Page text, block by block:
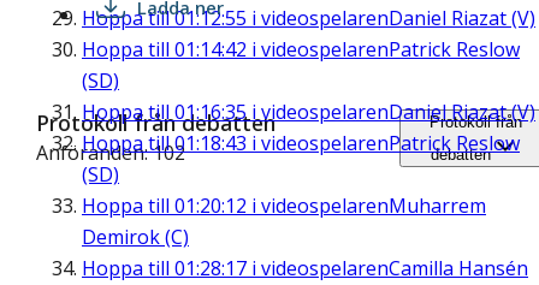
Hoppa till01:12:55 i videospelarenDaniel Riazat (V)
Hoppa till 01:14:42 i videospelarenPatrick Reslow
(SD)
Hoppa till 01:16:35 i videospelarenDaniel Riazat (V)
Hoppa till01:18:43 i videospelarenPatrick Reslow
(SD)
Hoppa till 01:20:12 i videospelarenMuharrem
Demirok (C)
Hoppa till 01:28:17 i videospelarenCamilla Hansén
Ladda ner
Protokoll från debatten
Anföranden: 102
Protokoll från
debatten